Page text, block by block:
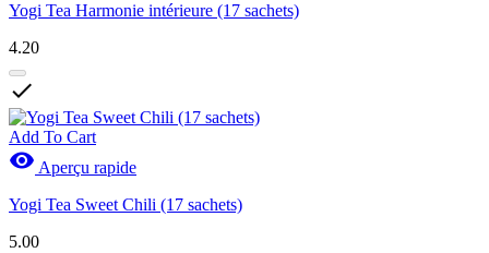
Yogi Tea Harmonie intérieure (17 sachets)
4.20

Add To Cart
 Aperçu rapide
Yogi Tea Sweet Chili (17 sachets)
5.00